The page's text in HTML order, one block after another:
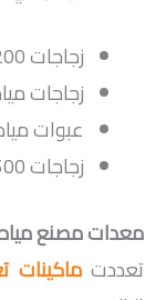
زجاجات 200 مل من المياه المعدنية.
زجاجات مياه
عبوات مياه
زجاجات 500 مل من المياه المعدنية.
معدات مصنع
تعددتماكينات